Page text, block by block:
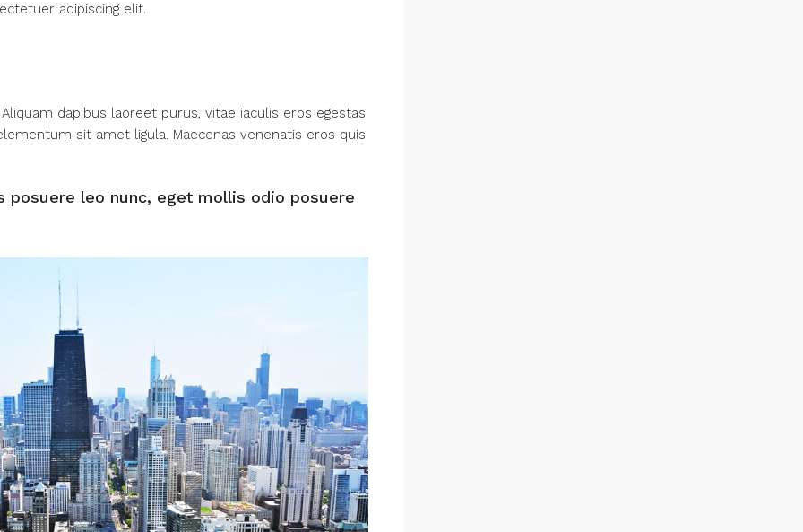
adipiscing elit.
dapibus laoreet purus, vitae iaculis eros egestas
sit amet ligula. Maecenas venenatis eros quis
leo nunc, eget mollis odio posuere